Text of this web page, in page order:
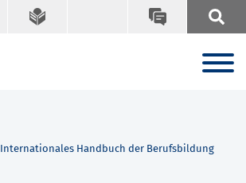
Internationales Handbuch der Berufsbildung